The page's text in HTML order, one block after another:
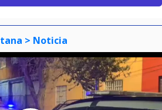
> Noticia